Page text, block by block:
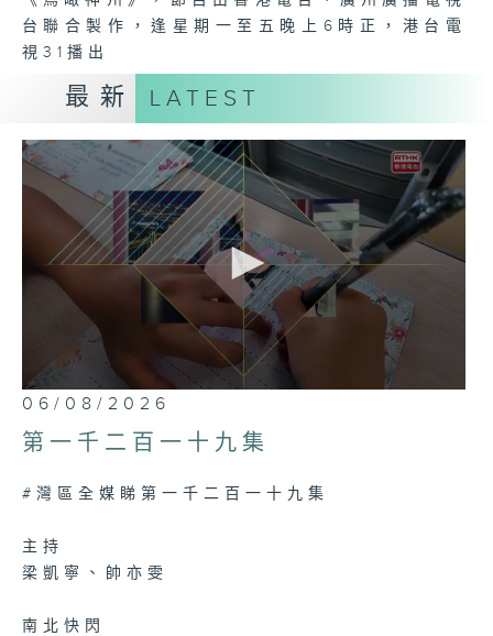
台聯合製作，逢星期一至五晚上6時正，港台電
視31播出
最新 LATEST
0
seconds
of
26
7
seconds
06/08/2026
第一千二百一十九集
#灣區全媒睇第一千二百一十九集
主持
梁凱寧、帥亦雯
南北快閃